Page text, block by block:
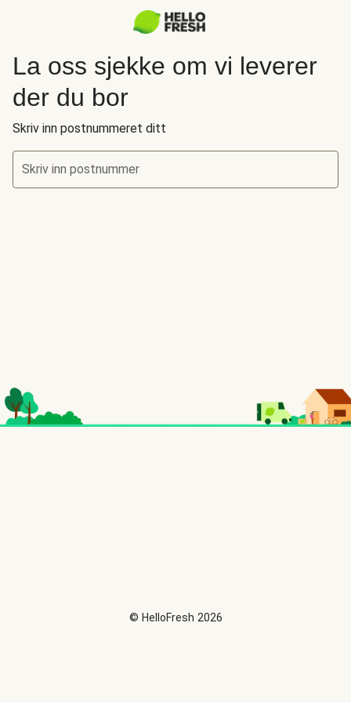
La oss sjekke om vi leverer
der du bor
Skriv inn postnummeret ditt
Skriv inn postnummer
© HelloFresh 2026